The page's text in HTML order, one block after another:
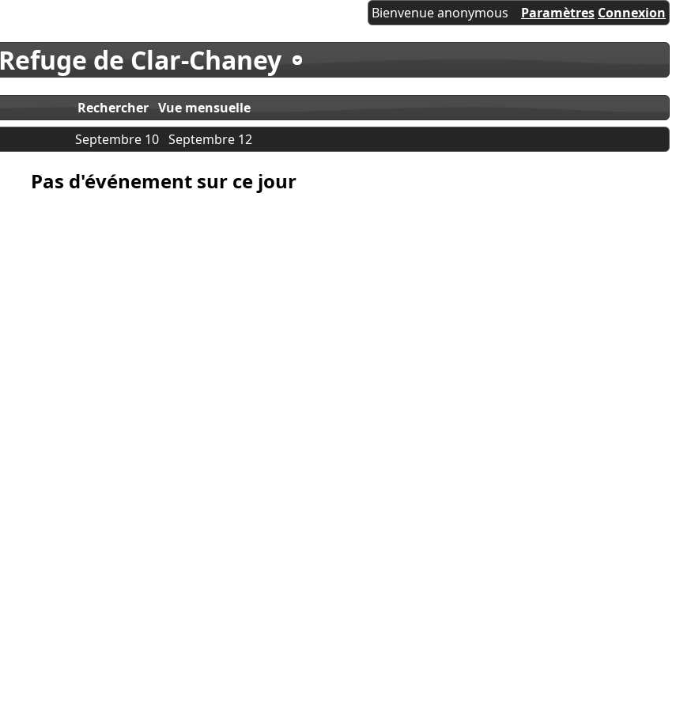
Bienvenue anonymous Paramètres Connexion
Refuge de Clar-Chaney
Rechercher Vue mensuelle
Septembre 10 Septembre 12
Pas d'événement sur ce jour